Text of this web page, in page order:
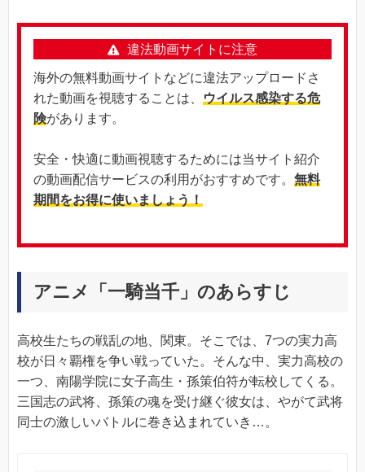
違法動画サイトに注意
海外の無料動画サイトなどに違法アップロードさ
れた動画を視聴することは、
ウイルス感染する危
険があります。
安全・快適に動画視聴するためには当サイト紹介
の動画配信サービスの利用がおすすめです。 無料
期間をお得に使いましょう！
アニメ「一騎当千」のあらすじ
高校生たちの戦乱の地、関東。そこでは、7つの実力高
校が日々覇権を争い戦っていた。そんな中、実力高校の
一つ、南陽学院に女子高生・孫策伯符が転校してくる。
三国志の武将、孫策の魂を受け継ぐ彼女は、やがて武将
同士の激しいバトルに巻き込まれていき…。